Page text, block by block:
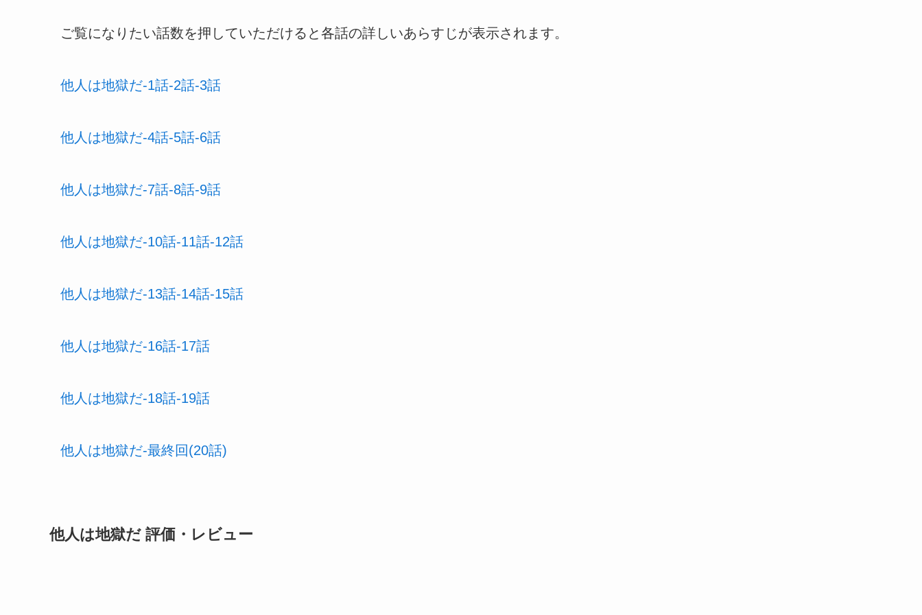
ご覧になりたい話数を押していただけると各話の詳しいあらすじが表示されます。
他人は地獄だ-1話-2話-3話
他人は地獄だ-4話-5話-6話
他人は地獄だ-7話-8話-9話
他人は地獄だ-10話-11話-12話
他人は地獄だ-13話-14話-15話
他人は地獄だ-16話-17話
他人は地獄だ-18話-19話
他人は地獄だ-最終回(20話)
他人は地獄だ 評価・レビュー